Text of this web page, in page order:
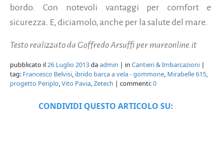
bordo. Con notevoli vantaggi per comfort e
sicurezza. E, diciamolo, anche per la salute del mare.
Testo realizzato da Goffredo Arsuffi per mareonline.it
pubblicato il26 Luglio 2013daadmin | in Cantieri & Imbarcazioni |
tag: Francesco Belvisi, ibrido barca a vela - gommone, Mirabelle 615,
progetto Periplo,Vito Pavia,Zetech | commenti:0
CONDIVIDI QUESTO ARTICOLO SU: